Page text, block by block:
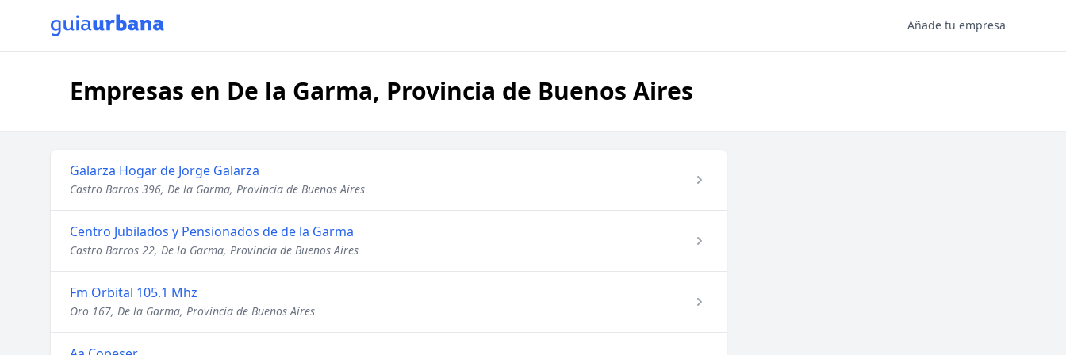
Añade tu empresa
Empresas en De la Garma, Provincia de Buenos Aires
Galarza Hogar de Jorge Galarza
Castro Barros 396, De la Garma, Provincia de Buenos Aires
Centro Jubilados y Pensionados de de la Garma
Castro Barros 22, De la Garma, Provincia de Buenos Aires
Fm Orbital 105.1 Mhz
Oro 167, De la Garma, Provincia de Buenos Aires